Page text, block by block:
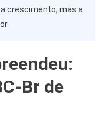
crescimento, mas a
Br de